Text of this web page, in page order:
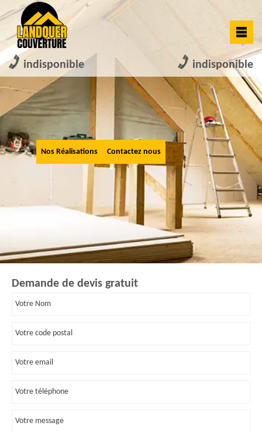
indisponible indisponible
Nos Réalisations Contactez nous
Demande de devis gratuit